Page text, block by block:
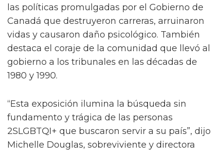
las políticas promulgadas por el Gobierno de
Canadá que destruyeron carreras, arruinaron
vidas y causaron daño psicológico. También
destaca el coraje de la comunidad que llevó al
gobierno a los tribunales en las décadas de
1980 y 1990.
“Esta exposición ilumina la búsqueda sin
fundamento y trágica de las personas
2SLGBTQI+ que buscaron servir a su país”, dijo
Michelle Douglas, sobreviviente y directora